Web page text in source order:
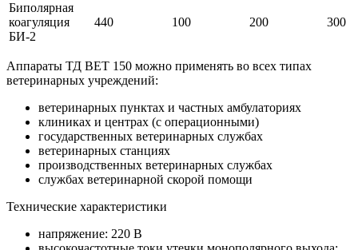
Биполярная
коагуляция
БИ-2
440 100 200 300
Аппараты ТД ВЕТ 150 можно применять во всех типах
ветеринарных учреждений:
ветеринарных пунктах и частных амбулаториях
клиниках и центрах (с операционными)
государственных ветеринарных службах
ветеринарных станциях
производственных ветеринарных службах
службах ветеринарной скорой помощи
Технические характеристики
напряжение: 220 В